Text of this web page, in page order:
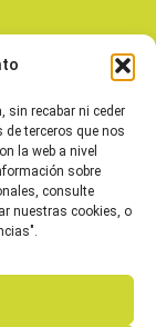
sin recabar ni ceder
terceros que nos
la web a nivel
sobre
consulte
nuestras cookies, o